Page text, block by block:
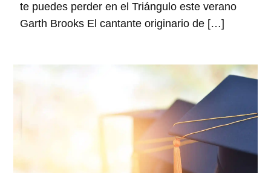
te puedes perder en el Triángulo este verano
Garth Brooks El cantante originario de […]